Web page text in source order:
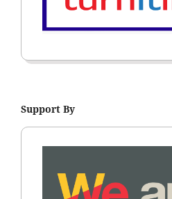
Support By